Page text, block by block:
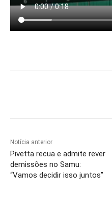
Notícia anterior
Pivetta recua e admite rever
demissões no Samu:
“Vamos decidir isso juntos”